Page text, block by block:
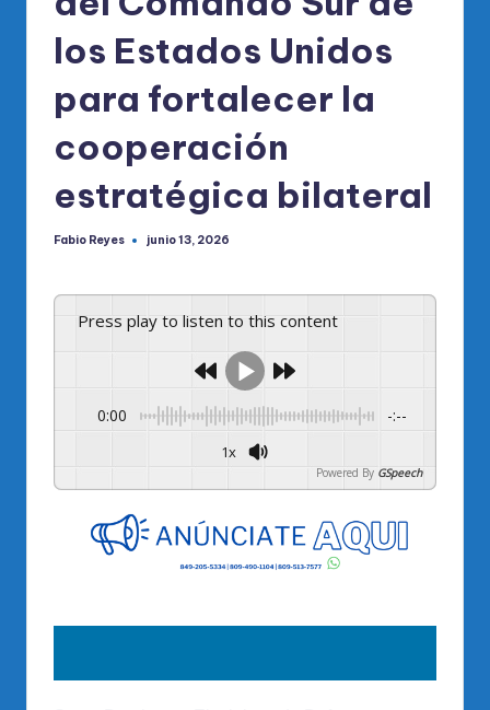
R
M
los Estados Unidos
para fortalecer la
cooperación
estratégica bilateral
Publicado
Fabio Reyes junio 13, 2026
Press play to listen to this content
0:00 -:--
1x
Powered By GSpeech